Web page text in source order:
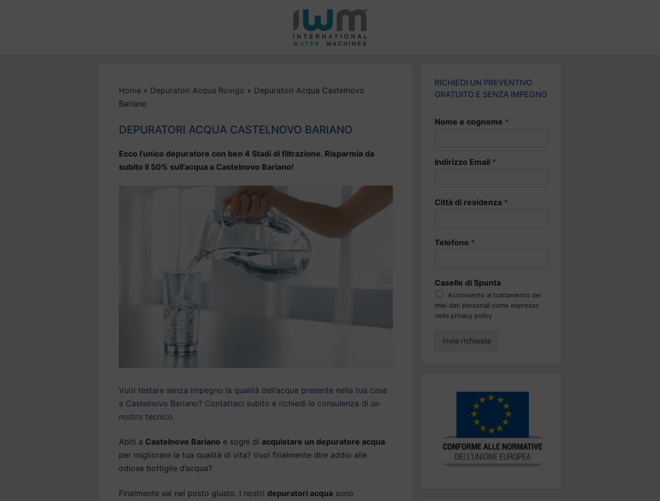
Home » Depuratori Acqua Rovigo » Depuratori Acqua Castelnovo
Bariano
DEPURATORI ACQUA CASTELNOVO BARIANO
Ecco l’unico depuratore con ben 4 Stadi di filtrazione. Risparmia da
subito il 50% sull’acqua a Castelnovo Bariano!
Vuoi testare senza impegno la qualità dell’acqua presente nella tua casa
a Castelnovo Bariano? Contattaci subito e richiedi la consulenza di un
nostro tecnico.
Abiti a Castelnovo Bariano e sogni di acquistare un depuratore acqua
per migliorare la tua qualità di vita? Vuoi finalmente dire addio alle
odiose bottiglie d’acqua?
Finalmente sei nel posto giusto. I nostri depuratori acqua sono
RICHIEDI UN PREVENTIVO
GRATUITO E SENZA IMPEGNO
Nome e cognome *
Indirizzo Email *
Città di residenza *
Telefono *
Caselle di Spunta
Acconsento al trattamento dei
miei dati personali come espresso
nella privacy policy
Invia richiesta